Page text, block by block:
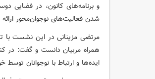
و برنامه‌های کانون، در فضایی
شدن فعالیت‌های نوجوان‌محور ارائه
مرتضی مزینانی در این نشست با
همراه مربیان دانست و گفت: در
ایده‌ها و ارتباط با نوجوانان